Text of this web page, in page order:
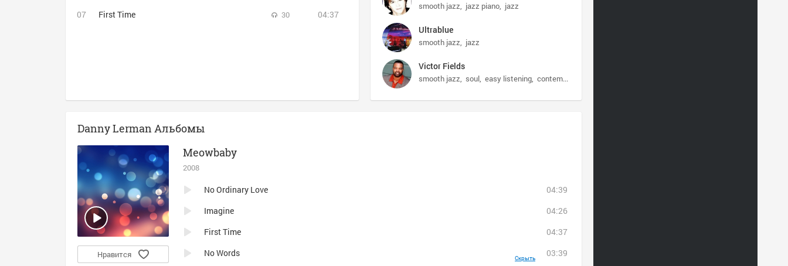
First Time
30 04:37
smooth jazz jazz piano jazz
Ultrablue
smooth jazz jazz
Victor Fields
smooth jazz soul easy listening contemporary jazz
Danny Lerman Альбомы
Meowbaby
2008
Нравится
No Ordinary Love
04:39
Imagine
04:26
First Time
04:37
No Words
03:39
Скрыть